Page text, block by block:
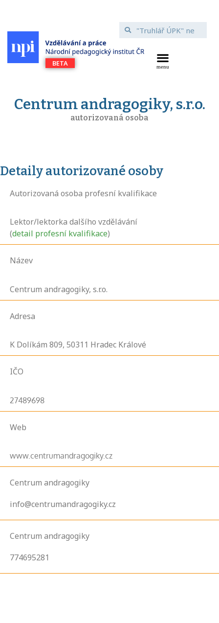
Centrum andragogiky, s.r.o.
autorizovaná osoba
Detaily autorizované osoby
Autorizovaná osoba profesní kvalifikace
Lektor/lektorka dalšího vzdělávání
(detail profesní kvalifikace)
Název
Centrum andragogiky, s.r.o.
Adresa
K Dolíkám 809, 50311 Hradec Králové
IČO
27489698
Web
www.centrumandragogiky.cz
Centrum andragogiky
info@centrumandragogiky.cz
Centrum andragogiky
774695281